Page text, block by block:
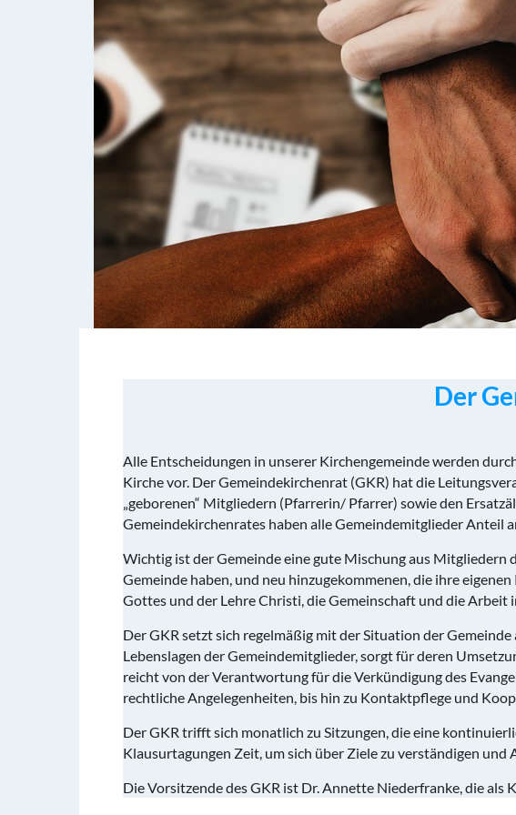
Der
Alle Entscheidungen in unserer Kirchengemeinde werden
Kirche vor. Der Gemeindekirchenrat (GKR) hat die
„geborenen“ Mitgliedern (Pfarrerin/ Pfarrer) sowie den
Gemeindekirchenrates haben alle Gemeindemitglieder Anteil
Wichtig ist der Gemeinde eine gute Mischung aus Mitgliedern
Gemeinde haben, und neu hinzugekommenen, die ihre
Gottes und der Lehre Christi, die Gemeinschaft und die
Der GKR setzt sich regelmäßig mit der Situation der
Lebenslagen der Gemeindemitglieder, sorgt für deren
reicht von der Verantwortung für die Verkündigung des
rechtliche Angelegenheiten, bis hin zu Kontaktpflege und
Der GKR trifft sich monatlich zu Sitzungen, die eine
Klausurtagungen Zeit, um sich über Ziele zu verständigen und
Die Vorsitzende des GKR ist Dr. Annette Niederfranke, die als